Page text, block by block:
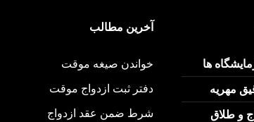
ها
مهریه
و طلاق
آخرین مطالب
خواندن صیغه موقت
دفتر ثبت ازدواج موقت
شرط ضمن عقد ازدواج